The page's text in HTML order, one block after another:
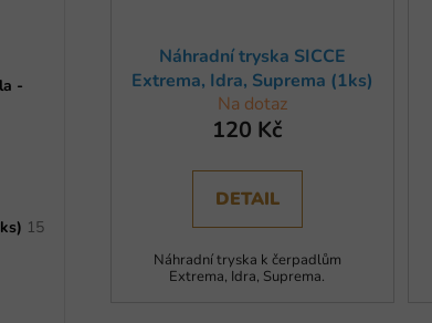
-
15
Náhradní tryska SICCE
Extrema, Idra, Suprema (1ks)
Na dotaz
120 Kč
DETAIL
Náhradní tryska k čerpadlům
Extrema, Idra, Suprema.